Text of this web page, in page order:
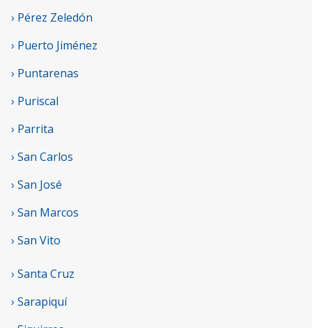
› Pérez Zeledón
› Puerto Jiménez
› Puntarenas
› Puriscal
› Parrita
› San Carlos
› San José
› San Marcos
› San Vito
› Santa Cruz
› Sarapiquí